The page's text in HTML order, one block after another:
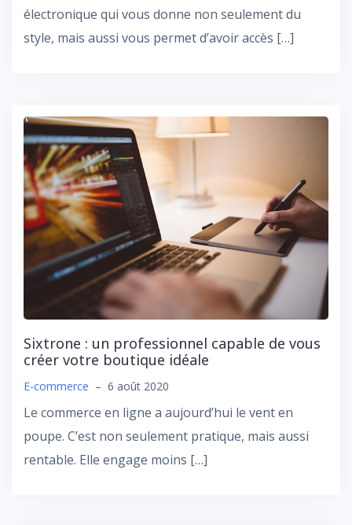
électronique qui vous donne non seulement du
style, mais aussi vous permet d’avoir accès […]
Sixtrone : un professionnel capable de vous
créer votre boutique idéale
E-commerce – 6 août 2020
Le commerce en ligne a aujourd’hui le vent en
poupe. C’est non seulement pratique, mais aussi
rentable. Elle engage moins […]